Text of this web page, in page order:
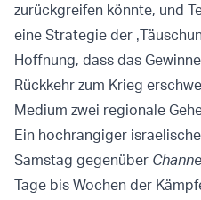
zurückgreifen könnte, und
eine Strategie der
Hoffnung, dass das
Rückkehr zum Krieg
Medium zwei regionale
Ein hochrangiger
Samstag gegenüber
Tage bis Wochen der